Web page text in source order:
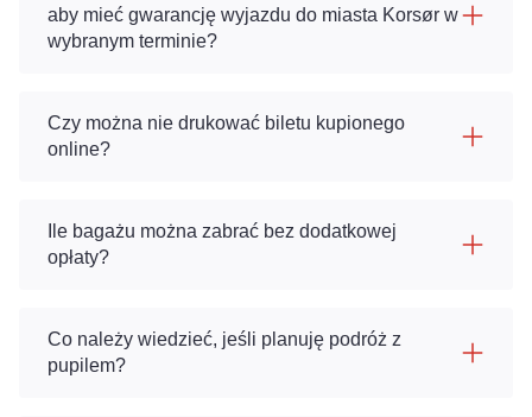
aby mieć gwarancję wyjazdu do miasta Korsør w
wybranym terminie?
Czy można nie drukować biletu kupionego
online?
Ile bagażu można zabrać bez dodatkowej
opłaty?
Co należy wiedzieć, jeśli planuję podróż z
pupilem?